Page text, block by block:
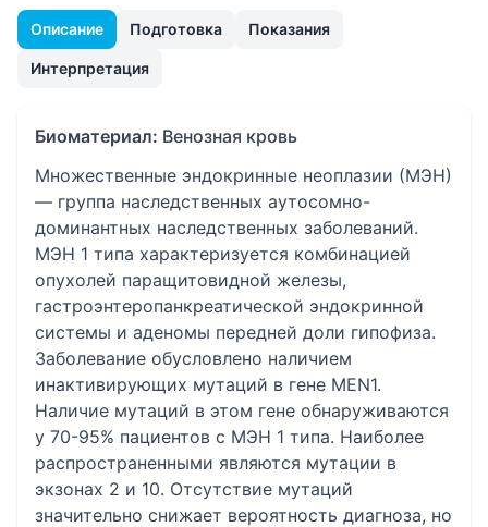
Описание Подготовка Показания
Интерпретация
Биоматериал: Венозная кровь
Множественные эндокринные неоплазии (МЭН)
— группа наследственных аутосомно-
доминантных наследственных заболеваний.
МЭН 1 типа характеризуется комбинацией
опухолей паращитовидной железы,
гастроэнтеропанкреатической эндокринной
системы и аденомы передней доли гипофиза.
Заболевание обусловлено наличием
инактивирующих мутаций в гене MEN1.
Наличие мутаций в этом гене обнаруживаются
у 70-95% пациентов с МЭН 1 типа. Наиболее
распространенными являются мутации в
экзонах 2 и 10. Отсутствие мутаций
значительно снижает вероятность диагноза, но